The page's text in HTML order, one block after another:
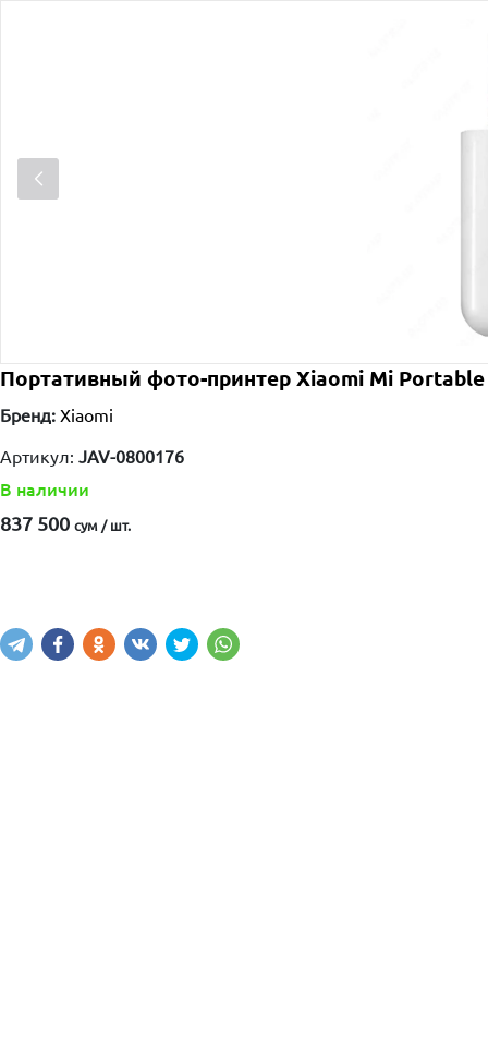
Портативный фото-принтер Xiaomi Mi
Бренд: Xiaomi
Артикул: JAV-0800176
В наличии
837 500 сум / шт.